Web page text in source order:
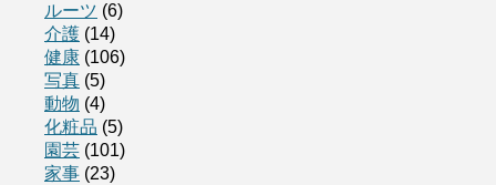
ルーツ (6)
介護 (14)
健康 (106)
写真 (5)
動物 (4)
化粧品 (5)
園芸 (101)
家事 (23)